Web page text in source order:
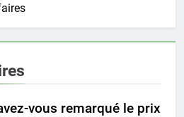
vous remarqué le prix